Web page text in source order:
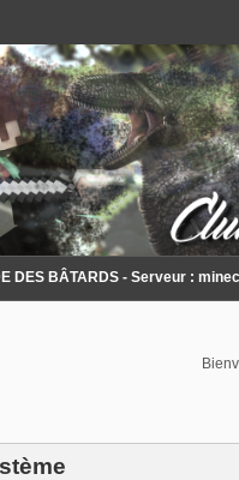
DES BÂTARDS - Serveur :